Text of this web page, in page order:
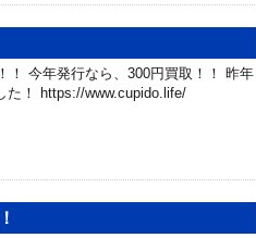
！ 今年発行なら、300円買取！！ 昨年
た！ https://www.cupido.life/